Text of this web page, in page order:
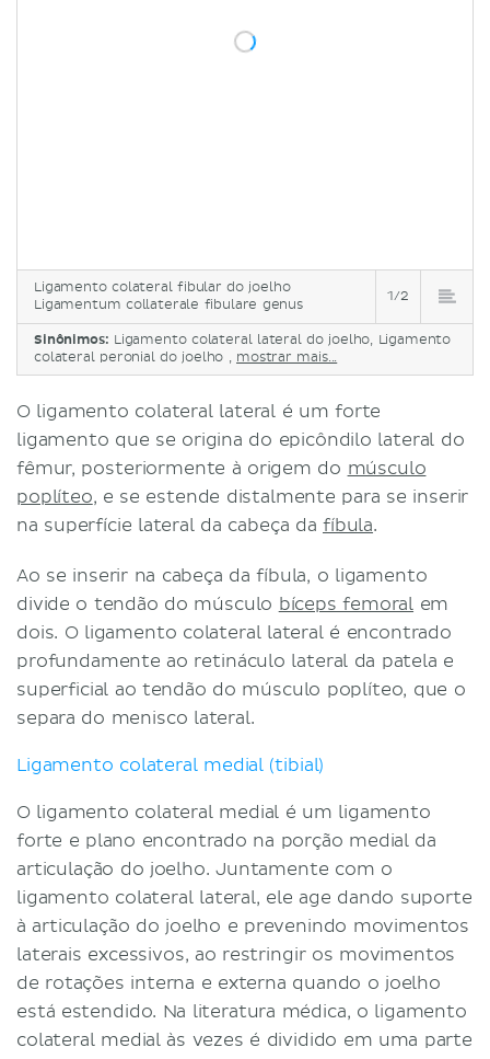
Ligamento colateral fibular do joelho
Ligamentum collaterale fibulare genus
1/2
Sinônimos: Ligamento colateral lateral do joelho, Ligamento
colateral peronial do joelho , mostrar mais...
O ligamento colateral lateral é um forte
ligamento que se origina do epicôndilo lateral do
fêmur, posteriormente à origem do músculo
poplíteo, e se estende distalmente para se inserir
na superfície lateral da cabeça da fíbula.
Ao se inserir na cabeça da fíbula, o ligamento
divide o tendão do músculo bíceps femoral em
dois. O ligamento colateral lateral é encontrado
profundamente ao retináculo lateral da patela e
superficial ao tendão do músculo poplíteo, que o
separa do menisco lateral.
Ligamento colateral medial (tibial)
O ligamento colateral medial é um ligamento
forte e plano encontrado na porção medial da
articulação do joelho. Juntamente com o
ligamento colateral lateral, ele age dando suporte
à articulação do joelho e prevenindo movimentos
laterais excessivos, ao restringir os movimentos
de rotações interna e externa quando o joelho
está estendido. Na literatura médica, o ligamento
colateral medial às vezes é dividido em uma parte